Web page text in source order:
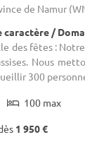
de Namur
caractère /
des fêtes :
Nous
300
100 max
1 950 €